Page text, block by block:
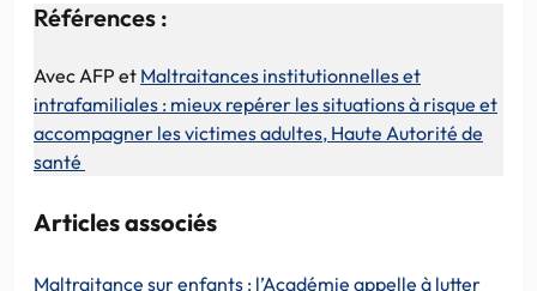
Références :
Avec AFP et Maltraitances institutionnelles et
intrafamiliales : mieux repérer les situations à risque et
accompagner les victimes adultes, Haute Autorité de
santé
Articles associés
Maltraitance sur enfants : l’Académie appelle à lutter